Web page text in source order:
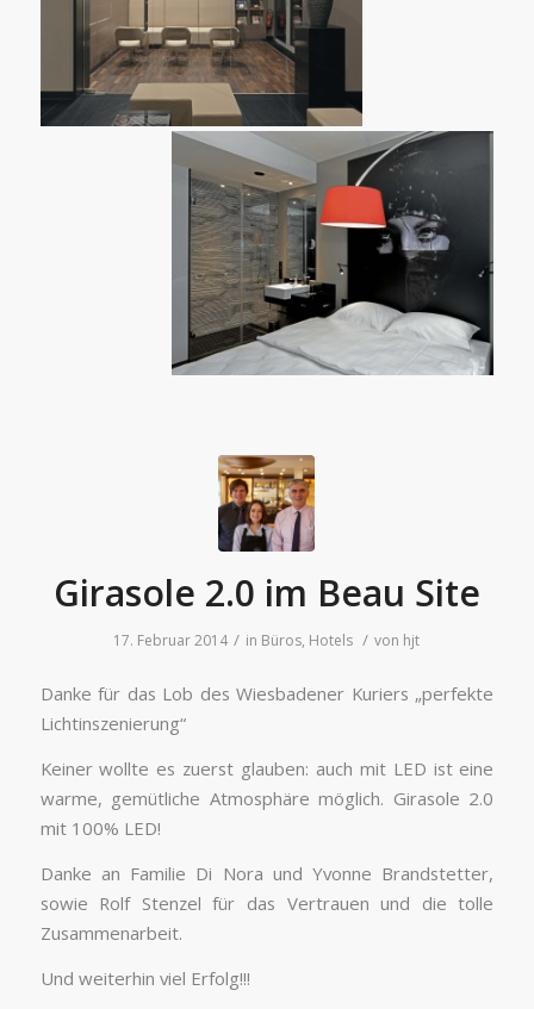
Girasole 2.0 im Beau Site
17. Februar 2014 / in Büros, Hotels / von hjt
Danke für das Lob des Wiesbadener Kuriers „perfekte
Lichtinszenierung“
Keiner wollte es zuerst glauben: auch mit LED ist eine
warme, gemütliche Atmosphäre möglich. Girasole 2.0
mit 100% LED!
Danke an Familie Di Nora und Yvonne Brandstetter,
sowie Rolf Stenzel für das Vertrauen und die tolle
Zusammenarbeit.
Und weiterhin viel Erfolg!!!